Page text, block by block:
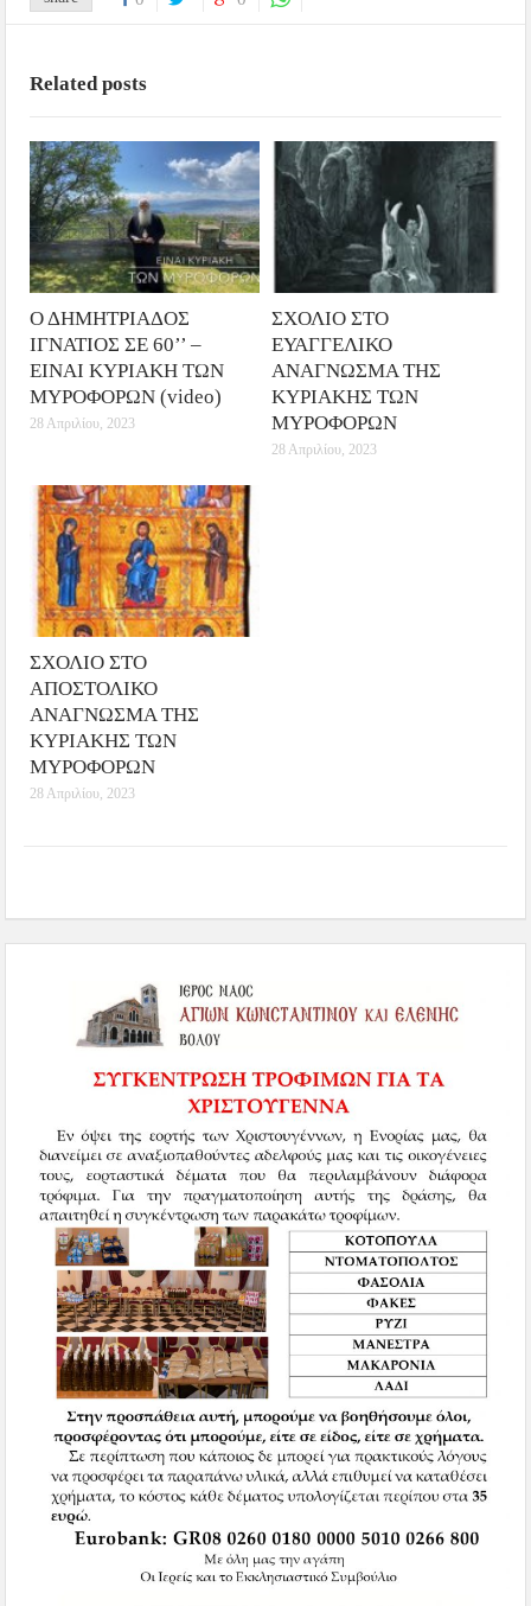
Related posts
Ο ΔΗΜΗΤΡΙΑΔΟΣ
ΙΓΝΑΤΙΟΣ ΣΕ 60’’ –
ΕΙΝΑΙ ΚΥΡΙΑΚΗ ΤΩΝ
ΜΥΡΟΦΟΡΩΝ (video)
28 Απριλίου, 2023
ΣΧΟΛΙΟ ΣΤΟ
ΕΥΑΓΓΕΛΙΚΟ
ΑΝΑΓΝΩΣΜΑ ΤΗΣ
ΚΥΡΙΑΚΗΣ ΤΩΝ
ΜΥΡΟΦΟΡΩΝ
28 Απριλίου, 2023
ΣΧΟΛΙΟ ΣΤΟ
ΑΠΟΣΤΟΛΙΚΟ
ΑΝΑΓΝΩΣΜΑ ΤΗΣ
ΚΥΡΙΑΚΗΣ ΤΩΝ
ΜΥΡΟΦΟΡΩΝ
28 Απριλίου, 2023